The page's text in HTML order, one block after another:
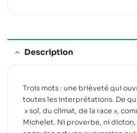
Description
Trois mots : une brièveté qui
toutes les interprétations. De
» sol, du climat, de la race »,
Michelet. Ni proverbe, ni